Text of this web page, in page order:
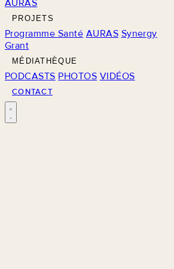
AURAS
PROJETS
Programme Santé AURAS Synergy
Grant
MÉDIATHÈQUE
PODCASTS PHOTOS VIDÉOS
CONTACT